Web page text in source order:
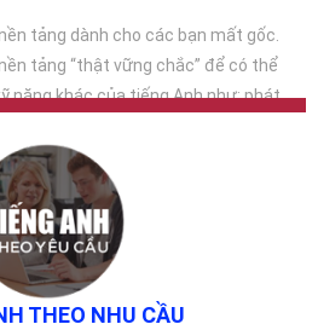
tảng dành cho các bạn mất gốc.
tảng “thật vững chắc” để có thể
năng khác của tiếng Anh như: phát
như Toeic, Ielts.
THEO NHU CẦU